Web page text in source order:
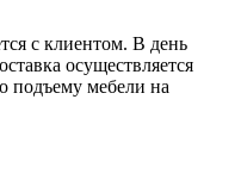
с клиентом. В день
осуществляется
подъему мебели на